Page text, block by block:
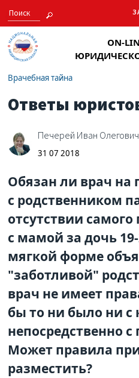
ON-
Врачебная тайна
Ответы
Печерей Иван Олегович
31 07 2018
Обязан ли врач на
с родственником
отсутствии самого
с мамой за дочь
мягкой форме
"заботливой"
врач не имеет
бы то ни было ни с
непосредственно
Может правила
разместить?